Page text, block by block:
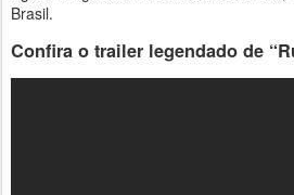
Brasil.
Confira o trailer legendado de